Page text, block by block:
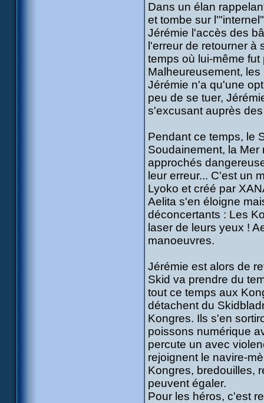
Dans un élan
et tombe sur
Jérémie l'accès des
l'erreur de retourner
temps où lui-même
Malheureusement,
Jérémie n'a qu'une
peu de se tuer,
s'excusant auprès
Pendant ce temps, le
Soudainement, la
approchés
leur erreur... C'est un
Lyoko et créé par
Aelita s'en éloigne
déconcertants : Les
laser de leurs yeux !
manoeuvres.
Jérémie est alors de
Skid va prendre du
tout ce temps aux
détachent du
Kongres. Ils s'en
poissons numérique
percute un avec
rejoignent le navire-
Kongres, bredouilles,
peuvent égaler.
Pour les héros, c'est